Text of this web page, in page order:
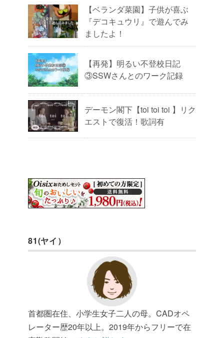
【ベランダ菜園】子供が喜ぶ
『デコキュウリ』で遊んでみ
ましたよ！
【再発】明るい不登校日記
③SSWさんとのワーク記録
デーモン閣下【toi toi toi 】リク
エストで復活！歌詞有
81(ヤイ）
首都圏在住、小学生女子二人の母。CADオペ
レーター歴20年以上。2019年からフリーで在